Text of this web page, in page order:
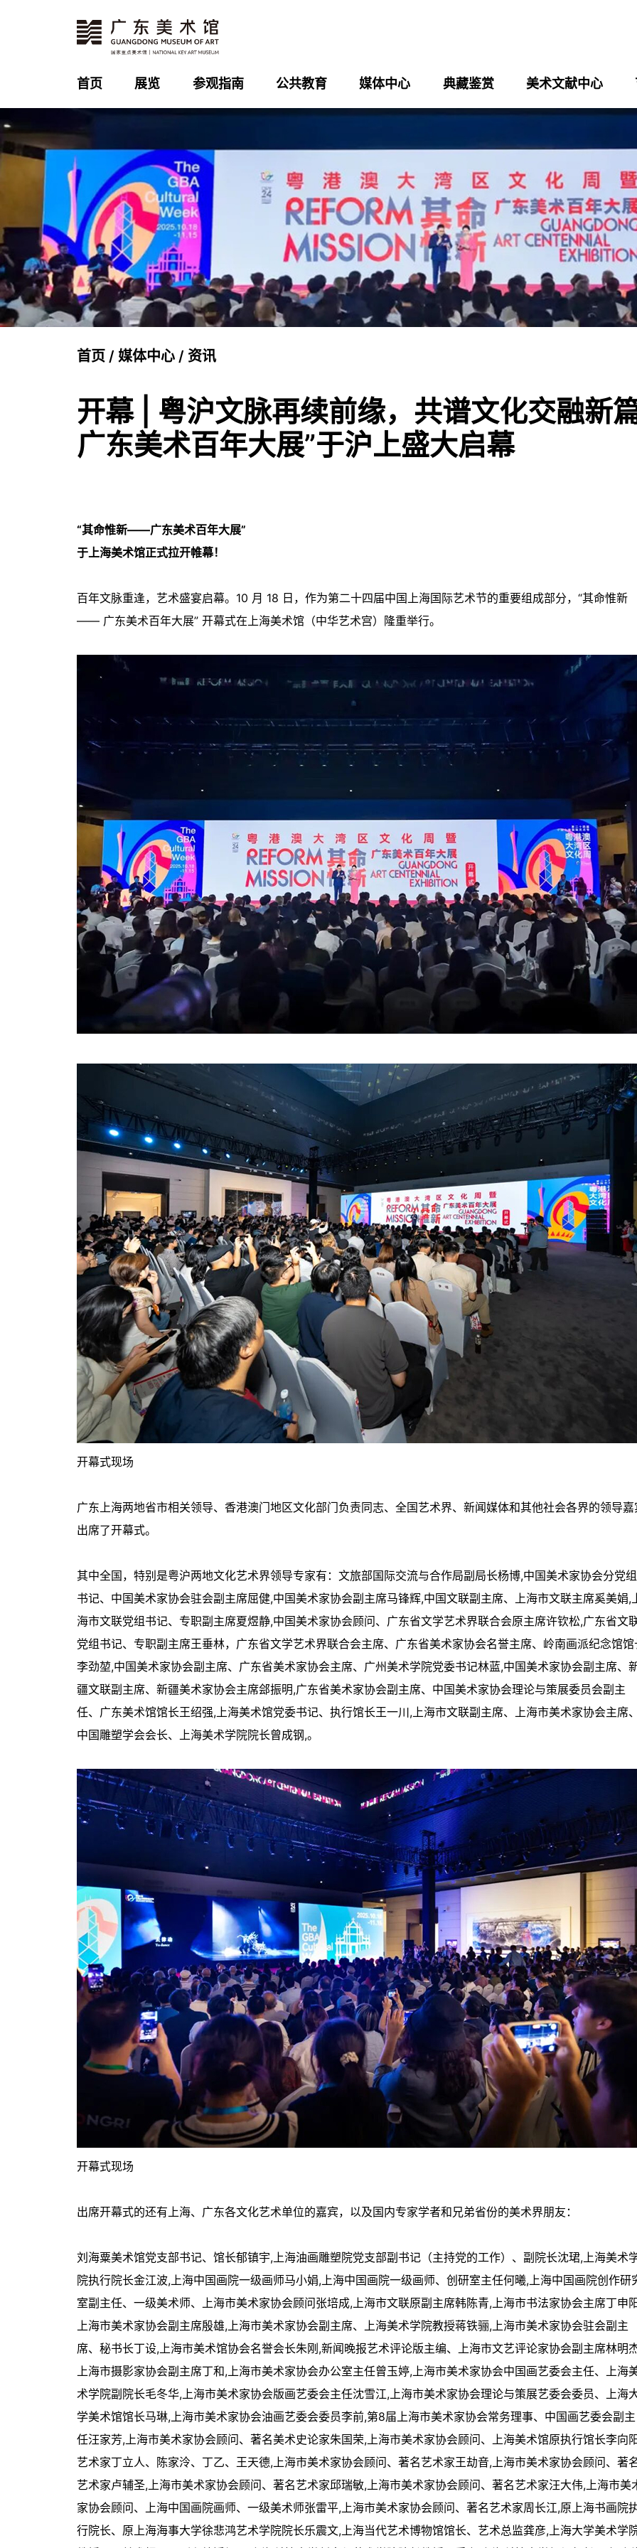
首页 展览 参观指南 公共教育 媒体中心 典藏鉴赏 美术文献中心
首页 / 媒体中心 / 资讯
开幕 | 粤沪文脉再续前缘，共谱文化交融
广东美术百年大展”于沪上盛大启幕
“其命惟新——广东美术百年大展”
于上海美术馆正式拉开帷幕！
百年文脉重逢，艺术盛宴启幕。10 月 18 日，作为第二十四届中国上海国际艺术节的重要组成部分，“其命惟新
—— 广东美术百年大展” 开幕式在上海美术馆（中华艺术宫）隆重举行。
开幕式现场
广东上海两地省市相关领导、香港澳门地区文化部门负责同志、全国艺术界、新闻媒体和其他社会各界的领导嘉
出席了开幕式。
其中全国，特别是粤沪两地文化艺术界领导专家有：文旅部国际交流与合作局副局长杨博,中国美术家协会分党组
书记、中国美术家协会驻会副主席屈健,中国美术家协会副主席马锋辉,中国文联副主席、上海市文联主席奚美娟,
海市文联党组书记、专职副主席夏煜静,中国美术家协会顾问、广东省文学艺术界联合会原主席许钦松,广东省文
党组书记、专职副主席王垂林，广东省文学艺术界联合会主席、广东省美术家协会名誉主席、岭南画派纪念馆馆
李劲堃,中国美术家协会副主席、广东省美术家协会主席、广州美术学院党委书记林蓝,中国美术家协会副主席、
疆文联副主席、新疆美术家协会主席郐振明,广东省美术家协会副主席、中国美术家协会理论与策展委员会副主
任、广东美术馆馆长王绍强,上海美术馆党委书记、执行馆长王一川,上海市文联副主席、上海市美术家协会主席
中国雕塑学会会长、上海美术学院院长曾成钢,。
开幕式现场
出席开幕式的还有上海、广东各文化艺术单位的嘉宾，以及国内专家学者和兄弟省份的美术界朋友：
刘海粟美术馆党支部书记、馆长郁镇宇,上海油画雕塑院党支部副书记（主持党的工作）、副院长沈珺,上海美术
院执行院长金江波,上海中国画院一级画师马小娟,上海中国画院一级画师、创研室主任何曦,上海中国画院创作研
室副主任、一级美术师、上海市美术家协会顾问张培成,上海市文联原副主席韩陈青,上海市书法家协会主席丁申
上海市美术家协会副主席殷雄,上海市美术家协会副主席、上海美术学院教授蒋铁骊,上海市美术家协会驻会副主
席、秘书长丁设,上海市美术馆协会名誉会长朱刚,新闻晚报艺术评论版主编、上海市文艺评论家协会副主席林明
上海市摄影家协会副主席丁和,上海市美术家协会办公室主任曾玉婷,上海市美术家协会中国画艺委会主任、上海
术学院副院长毛冬华,上海市美术家协会版画艺委会主任沈雪江,上海市美术家协会理论与策展艺委会委员、上海
学美术馆馆长马琳,上海市美术家协会油画艺委会委员李前,第8届上海市美术家协会常务理事、中国画艺委会副主
任汪家芳,上海市美术家协会顾问、著名美术史论家朱国荣,上海市美术家协会顾问、上海美术馆原执行馆长李向
艺术家丁立人、陈家泠、丁乙、王天德,上海市美术家协会顾问、著名艺术家王劫音,上海市美术家协会顾问、著
艺术家卢辅圣,上海市美术家协会顾问、著名艺术家邱瑞敏,上海市美术家协会顾问、著名艺术家汪大伟,上海市美
家协会顾问、上海中国画院画师、一级美术师张雷平,上海市美术家协会顾问、著名艺术家周长江,原上海书画院
行院长、原上海海事大学徐悲鸿艺术学院院长乐震文,上海当代艺术博物馆馆长、艺术总监龚彦,上海大学美术学